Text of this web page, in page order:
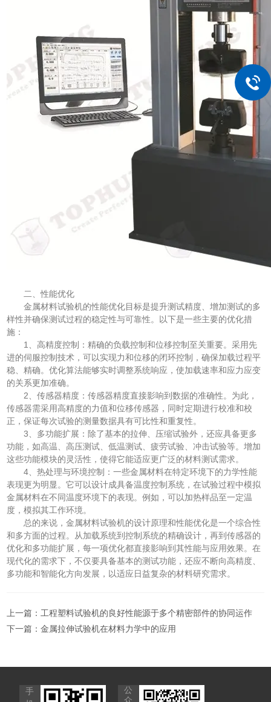
二、性能优化
金属材料试验机的性能优化目标是提升测试精度、增加测试的多
样性并确保测试过程的稳定性与可靠性。以下是一些主要的优化措
施：
1、高精度控制：精确的负载控制和位移控制至关重要。采用先
进的伺服控制技术，可以实现力和位移的闭环控制，确保加载过程平
稳、精确。优化算法能够实时调整系统响应，使加载速率和应力应变
的关系更加准确。
2、传感器精度：传感器精度直接影响到数据的准确性。为此，
传感器需采用高精度的力值和位移传感器，同时定期进行校准和校
正，保证每次试验的测量数据具有可比性和重复性。
3、多功能扩展：除了基本的拉伸、压缩试验外，还应具备更多
功能，如高温、高压测试、低温测试、疲劳试验、冲击试验等。增加
这些功能模块的灵活性，使得它能适应更广泛的材料测试需求。
4、热处理与环境控制：一些金属材料在特定环境下的力学性能
表现更为明显。它可以设计成具备温度控制系统，在试验过程中模拟
金属材料在不同温度环境下的表现。例如，可以加热样品至一定温
度，模拟其工作环境。
总的来说，金属材料试验机的设计原理和性能优化是一个综合性
和多方面的过程。从加载系统到控制系统的精确设计，再到传感器的
优化和多功能扩展，每一项优化都直接影响到其性能与应用效果。在
现代化的需求下，不仅要具备基本的测试功能，还应不断向高精度、
多功能和智能化方向发展，以适应日益复杂的材料研究需求。
上一篇：工程塑料试验机的良好性能源于多个精密部件的协同运作
下一篇：金属拉伸试验机在材料力学中的应用
手
公